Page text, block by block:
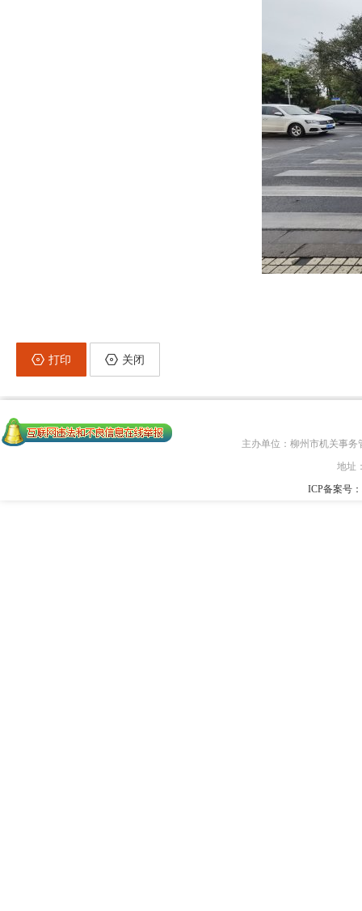
打印 关闭
主办单位：柳州市机关事务
地址
ICP备案号